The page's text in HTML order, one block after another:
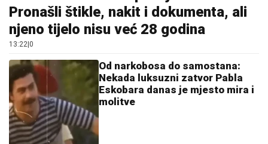
Pronašli štikle, nakit i dokumenta, ali
njeno tijelo nisu već 28 godina
13:22|0
Od narkobosa do samostana:
Nekada luksuzni zatvor Pabla
Eskobara danas je mjesto mira i
molitve